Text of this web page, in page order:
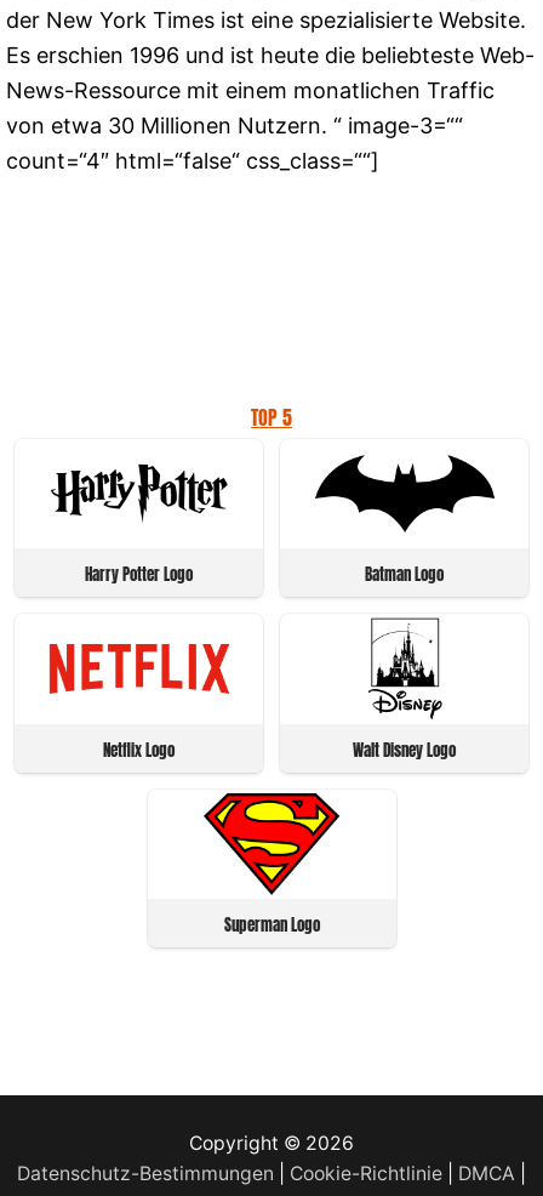
der New York Times ist eine spezialisierte Website.
Es erschien 1996 und ist heute die beliebteste Web-
News-Ressource mit einem monatlichen Traffic
von etwa 30 Millionen Nutzern. “ image-3=““
count=“4″ html=“false“ css_class=““]
TOP 5
Harry Potter Logo Batman Logo
Netflix Logo Walt Disney Logo
Superman Logo
Copyright © 2026
Datenschutz-Bestimmungen
Cookie-Richtlinie DMCA